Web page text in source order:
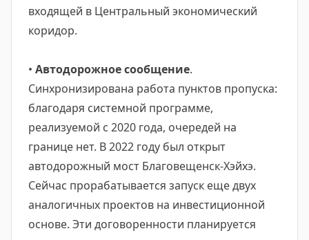
входящей в Центральный экономический
коридор.
• Автодорожное сообщение.
Синхронизирована работа пунктов пропуска:
благодаря системной программе,
реализуемой с 2020 года, очередей на
границе нет. В 2022 году был открыт
автодорожный мост Благовещенск-Хэйхэ.
Сейчас прорабатывается запуск еще двух
аналогичных проектов на инвестиционной
основе. Эти договоренности планируется